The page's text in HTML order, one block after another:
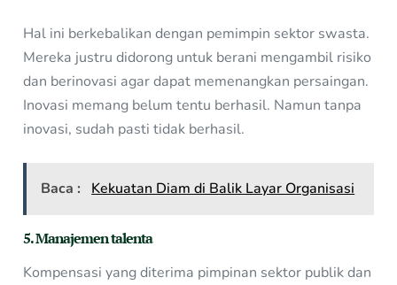
Hal ini berkebalikan dengan pemimpin sektor swasta.
Mereka justru didorong untuk berani mengambil risiko
dan berinovasi agar dapat memenangkan persaingan.
Inovasi memang belum tentu berhasil. Namun tanpa
inovasi, sudah pasti tidak berhasil.
Baca : Kekuatan Diam di Balik Layar Organisasi
5. Manajemen talenta
Kompensasi yang diterima pimpinan sektor publik dan